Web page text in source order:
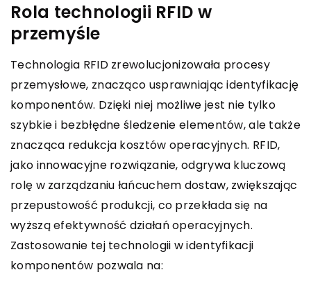
Rola technologii RFID w
przemyśle
Technologia RFID zrewolucjonizowała procesy
przemysłowe, znacząco usprawniając identyfikację
komponentów. Dzięki niej możliwe jest nie tylko
szybkie i bezbłędne śledzenie elementów, ale także
znacząca redukcja kosztów operacyjnych. RFID,
jako innowacyjne rozwiązanie, odgrywa kluczową
rolę w zarządzaniu łańcuchem dostaw, zwiększając
przepustowość produkcji, co przekłada się na
wyższą efektywność działań operacyjnych.
Zastosowanie tej technologii w identyfikacji
komponentów pozwala na: